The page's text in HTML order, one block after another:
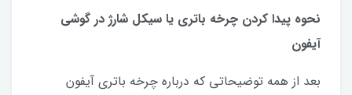
نحوه پیدا کردن چرخه باتری یا سیکل شارژ در گوشی
آیفون
بعد از همه توضیحاتی که درباره چرخه باتری آیفون